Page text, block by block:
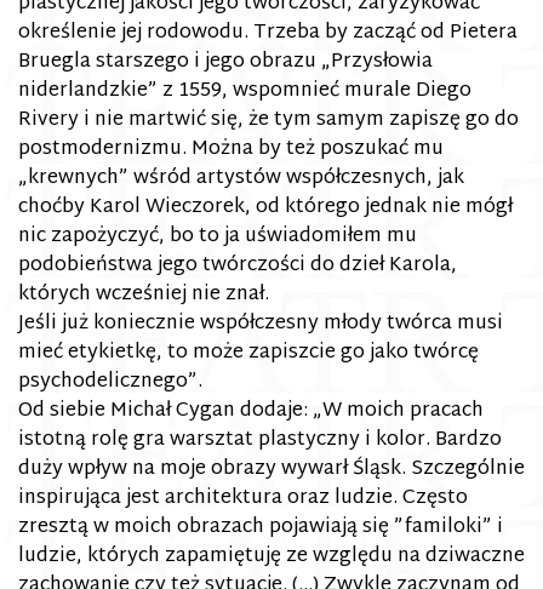
określenie jej rodowodu. Trzeba by zacząć od Pietera
Bruegla starszego i jego obrazu „Przysłowia
niderlandzkie” z 1559, wspomnieć murale Diego
Rivery i nie martwić się, że tym samym zapiszę go do
postmodernizmu. Można by też poszukać mu
„krewnych” wśród artystów współczesnych, jak
choćby Karol Wieczorek, od którego jednak nie mógł
nic zapożyczyć, bo to ja uświadomiłem mu
podobieństwa jego twórczości do dzieł Karola,
których wcześniej nie znał.
Jeśli już koniecznie współczesny młody twórca musi
mieć etykietkę, to może zapiszcie go jako twórcę
psychodelicznego”.
Od siebie Michał Cygan dodaje: „W moich pracach
istotną rolę gra warsztat plastyczny i kolor. Bardzo
duży wpływ na moje obrazy wywarł Śląsk. Szczególnie
inspirująca jest architektura oraz ludzie. Często
zresztą w moich obrazach pojawiają się ”familoki” i
ludzie, których zapamiętuję ze względu na dziwaczne